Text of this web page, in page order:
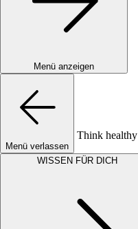
Menü anzeigen
Menü verlassen
Think healthy
WISSEN FÜR DICH